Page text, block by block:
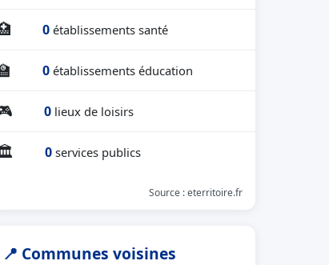
0 établissements santé
0 établissements éducation
0 lieux de loisirs
0 services publics
Source : eterritoire.fr
📍 Communes voisines